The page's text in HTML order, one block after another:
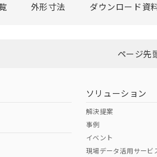
外形寸法 ダウンロード資
ページ先
ソリューション
解決提案
事例
イベント
現場データ活用サービ